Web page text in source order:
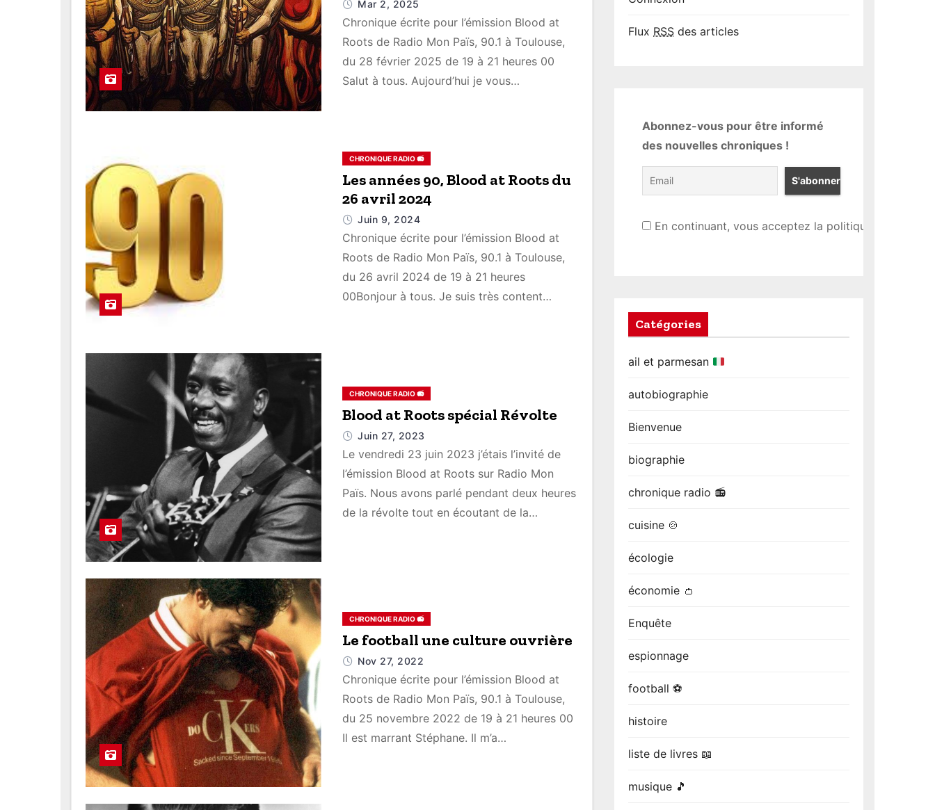
Mar 2, 2025
Chronique écrite pour l’émission Blood at
Roots de Radio Mon Païs, 90.1 à Toulouse,
du 28 février 2025 de 19 à 21 heures 00
Salut à tous. Aujourd’hui je vous…
CHRONIQUE RADIO 📻
Les années 90, Blood at Roots du
26 avril 2024
Juin 9, 2024
Chronique écrite pour l’émission Blood at
Roots de Radio Mon Païs, 90.1 à Toulouse,
du 26 avril 2024 de 19 à 21 heures
00Bonjour à tous. Je suis très content…
CHRONIQUE RADIO 📻
Blood at Roots spécial Révolte
Juin 27, 2023
Le vendredi 23 juin 2023 j’étais l’invité de
l’émission Blood at Roots sur Radio Mon
Païs. Nous avons parlé pendant deux heures
de la révolte tout en écoutant de la…
CHRONIQUE RADIO 📻
Le football une culture ouvrière
Nov 27, 2022
Chronique écrite pour l’émission Blood at
Roots de Radio Mon Païs, 90.1 à Toulouse,
du 25 novembre 2022 de 19 à 21 heures 00
Il est marrant Stéphane. Il m’a…
Flux RSS des articles
Abonnez-vous pour être informé
des nouvelles chroniques !
En continuant, vous acceptez la politique de
Catégories
ail et parmesan
autobiographie
Bienvenue
biographie
chronique radio 📻
cuisine 🍲
écologie
économie 👛
Enquête
espionnage
football ⚽
histoire
liste de livres 📖
musique 🎵